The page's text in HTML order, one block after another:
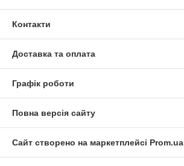
Контакти
Доставка та оплата
Графік роботи
Повна версія сайту
Сайт створено на маркетплейсі Prom.ua